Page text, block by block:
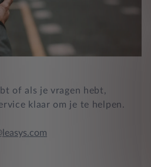
of als je vragen hebt,
klaar om je te helpen.